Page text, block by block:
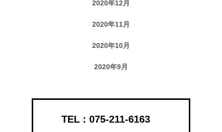
2020年12月
2020年11月
2020年10月
2020年9月
075-211-6163